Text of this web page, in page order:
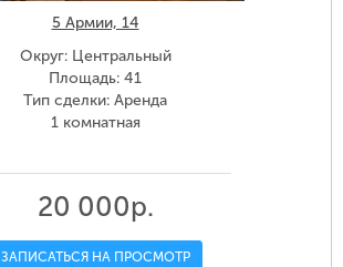
5 Армии, 14
Округ: Центральный
Площадь: 41
Тип сделки: Аренда
1 комнатная
20 000р.
ЗАПИСАТЬСЯ НА ПРОСМОТР